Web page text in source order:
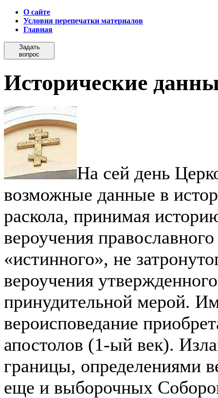
О сайте
Условия перепечатки материалов
Главная
Задать
вопрос
Исторические
На сей день
возможные данные в
раскола, принимая
вероучения
«истинного», не
вероучения
принудительной мерой.
вероисповедание
апостолов (1-ый век).
границы, определениями
еще и выборочных